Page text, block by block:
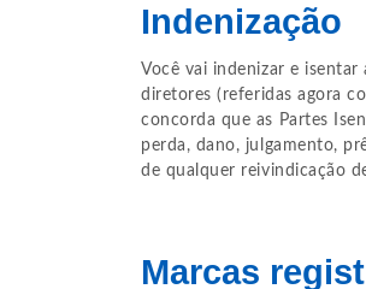
Indenização
Você vai indenizar e
diretores (referidas agora
concorda que as Partes
perda, dano, julgamento,
de qualquer reivindicação
Marcas